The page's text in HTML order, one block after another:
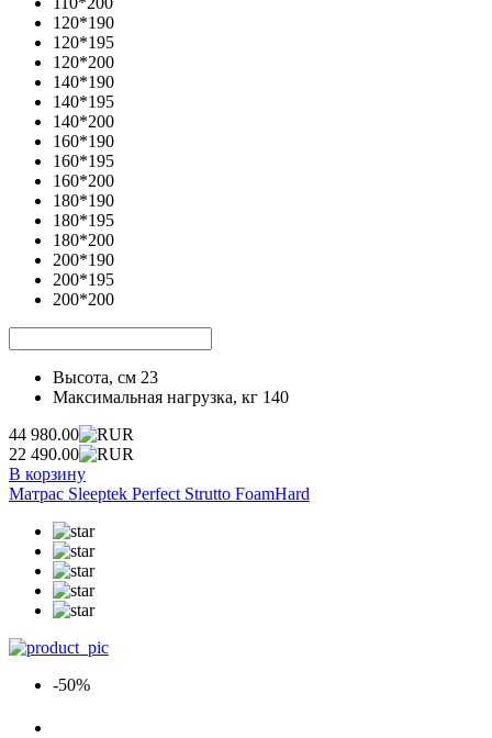
120*190
120*195
120*200
140*190
140*195
140*200
160*190
160*195
160*200
180*190
180*195
180*200
200*190
200*195
200*200
Высота, см 23
Максимальная нагрузка, кг 140
44 980.00
22 490.00
В корзину
Матрас Sleeptek Perfect Strutto FoamHard
-50%